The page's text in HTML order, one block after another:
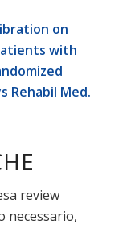
on
with
Rehabil Med.
review
necessario,